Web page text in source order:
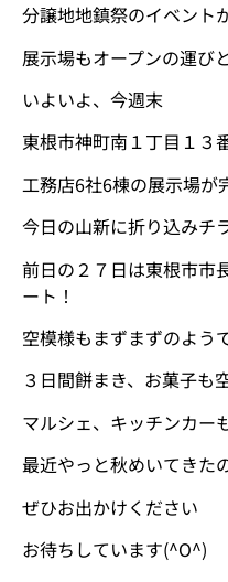
分譲地地鎮祭のイベント
展示場もオープンの運び
いよいよ、今週末
東根市神町南１丁目１３
工務店6社6棟の展示場が
今日の山新に折り込みチ
前日の２７日は東根市市
ート！
空模様もまずまずのよう
３日間餅まき、お菓子も
マルシェ、キッチンカー
最近やっと秋めいてきた
ぜひお出かけください
お待ちしています(^O^)